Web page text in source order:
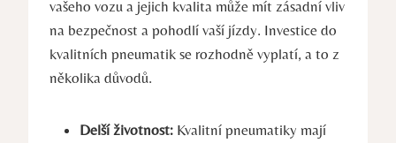
vašeho vozu a jejich kvalita může mít zásadní vliv
na bezpečnost a pohodlí vaší jízdy. Investice do
kvalitních pneumatik se rozhodně vyplatí, a to z
několika důvodů.
Delší životnost: Kvalitní pneumatiky mají